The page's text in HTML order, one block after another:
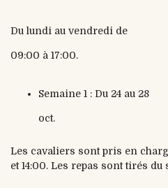
Du lundi au vendredi de
09:00 à 17:00.
Semaine 1 : Du 24 au 28
oct.
Les cavaliers sont pris en
et 14:00. Les repas sont tirés du